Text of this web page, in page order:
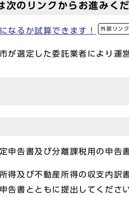
次のリンクからお進みくだ
なるか試算できます！ 外部リンク
が選定した委託業者により運
申告書及び分離課税用の申告
得及び不動産所得の収支内
告書とともに提出してください